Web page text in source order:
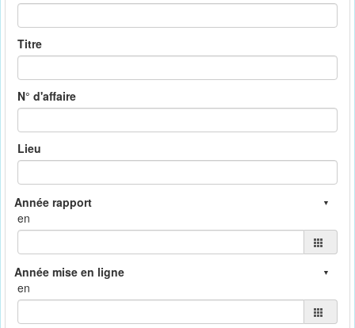
Titre
N° d'affaire
Lieu
en
en